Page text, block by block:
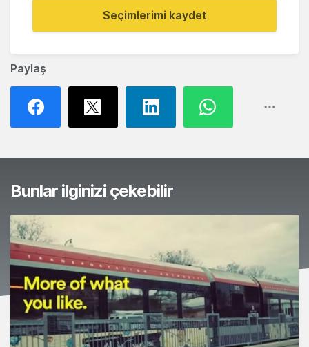
Paylaş
Seçimlerimi kaydet
Bunlar ilginizi çekebilir